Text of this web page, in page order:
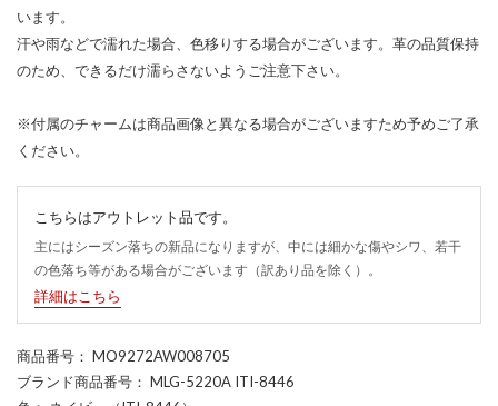
います。
汗や雨などで濡れた場合、色移りする場合がございます。革の品質保持
のため、できるだけ濡らさないようご注意下さい。
※付属のチャームは商品画像と異なる場合がございますため予めご了承
ください。
こちらはアウトレット品です。
主にはシーズン落ちの新品になりますが、中には細かな傷やシワ、若干
の色落ち等がある場合がございます（訳あり品を除く）。
詳細はこちら
商品番号 ： MO9272AW008705
ブランド商品番号 ： MLG-5220A ITI-8446